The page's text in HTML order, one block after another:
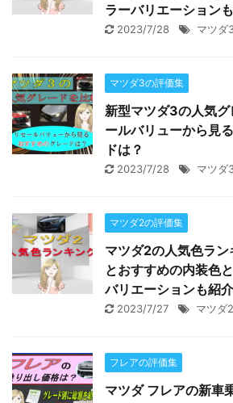
ラーバリエーション
2023/7/28 マツダ
マツダ3の評価集
新型マツダ3の人気
ールバリューから見
ドは？
2023/7/28 マツダ
マツダ2の評価集
マツダ2の人気色ラ
とおすすめの内装色
バリエーションも紹介
2023/7/27 マツダ2
フレアの評価集
マツダ フレアの新車